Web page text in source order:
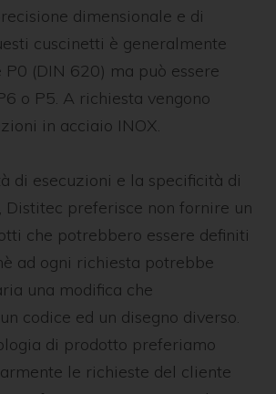
dimensionale e di
cuscinetti è generalmente
P0 (DIN 620) ma può essere
o P5. A richiesta vengono
in acciaio INOX.
di esecuzioni e la specificità di
Distitec preferisce non fornire un
che potrebbero essere definiti
ad ogni richiesta potrebbe
una modifica che
codice ed un disegno diverso.
di prodotto preferiamo
le richieste del cliente